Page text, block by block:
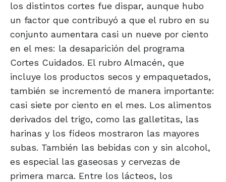
los distintos cortes fue dispar, aunque hubo
un factor que contribuyó a que el rubro en su
conjunto aumentara casi un nueve por ciento
en el mes: la desaparición del programa
Cortes Cuidados. El rubro Almacén, que
incluye los productos secos y empaquetados,
también se incrementó de manera importante:
casi siete por ciento en el mes. Los alimentos
derivados del trigo, como las galletitas, las
harinas y los fideos mostraron las mayores
subas. También las bebidas con y sin alcohol,
es especial las gaseosas y cervezas de
primera marca. Entre los lácteos, los